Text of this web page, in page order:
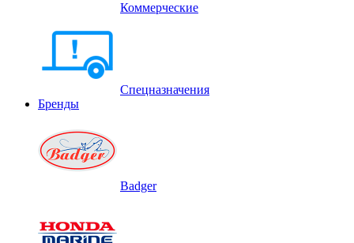
Коммерческие
Спецназначения
Бренды
Badger